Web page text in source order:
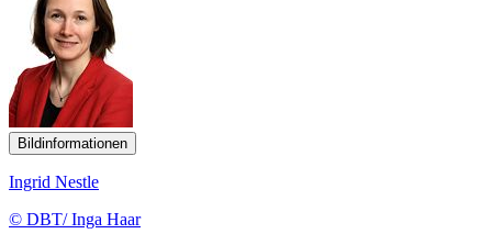
Bildinformationen
Ingrid Nestle
© DBT/ Inga Haar